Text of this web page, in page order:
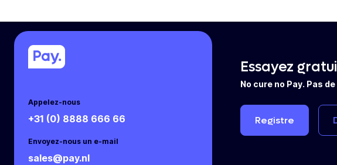
Appelez-nous
+31 (0) 8888 666 66
Envoyez-nous un e-mail
sales@pay.nl
Essayez
No cure no Pay. Pas
Registre